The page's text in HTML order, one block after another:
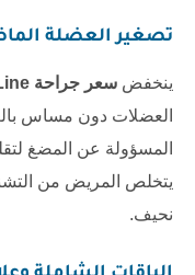
تصغير العضلة
ينخفض سعر جراحة V-Line في تركيا
العضلات دون مساس
المسؤولة عن المضغ
يتخلص المريض من
نحيف.